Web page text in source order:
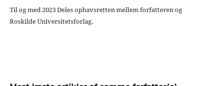
Til og med 2023 Deles ophavsretten mellem forfatteren og
Roskilde Universitetsforlag.